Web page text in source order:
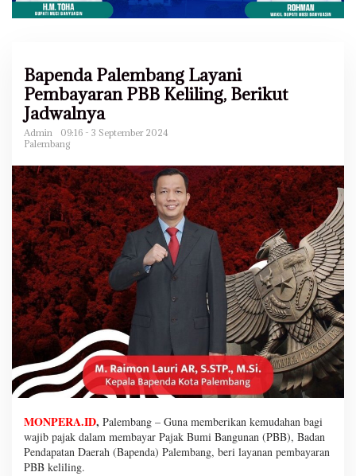
Bapenda Palembang Layani
Pembayaran PBB Keliling, Berikut
Jadwalnya
Admin
09:16 - 3 September 2024
Palembang
MONPERA.ID, Palembang – Guna memberikan kemudahan bagi
wajib pajak dalam membayar Pajak Bumi Bangunan (PBB), Badan
Pendapatan Daerah (Bapenda) Palembang, beri layanan pembayaran
PBB keliling.